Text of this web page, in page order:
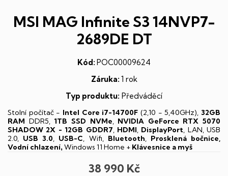
MSI MAG Infinite S3 14NVP7-
2689DE DT
Kód: POC00009624
Záruka: 1 rok
Typ produktu: Předváděcí
Stolní počítač - Intel Core i7-14700F (2,10 - 5,40GHz), 32GB
RAM DDR5,1TB SSD NVMe, NVIDIA GeForce RTX 5070
SHADOW 2X - 12GB GDDR7, HDMI, DisplayPort, LAN, USB
2.0, USB 3.0, USB-C, Wifi, Bluetooth, Prosklená bočnice,
Vodní chlazení,Windows 11 Home + Klávesnice a myš
38 990 Kč